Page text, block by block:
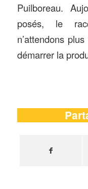
Puilboreau.
posés, le
n’attendons
démarrer la